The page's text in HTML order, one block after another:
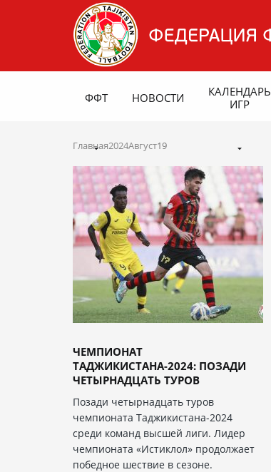
ФФТ НОВОСТИ
КАЛЕНДАРЬ
ИГР
Главная2024Август19
ЧЕМПИОНАТ
ТАДЖИКИСТАНА-2024: ПОЗАДИ
ЧЕТЫРНАДЦАТЬ ТУРОВ
Позади четырнадцать туров
чемпионата Таджикистана-2024
среди команд высшей лиги. Лидер
чемпионата «Истиклол» продолжает
победное шествие в сезоне.